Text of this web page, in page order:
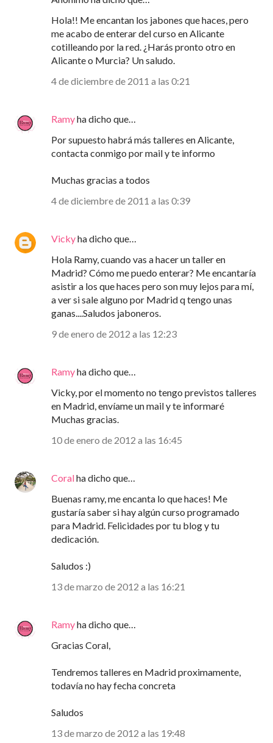
Hola!! Me encantan los jabones que haces, pero
me acabo de enterar del curso en Alicante
cotilleando por la red. ¿Harás pronto otro en
Alicante o Murcia? Un saludo.
4 de diciembre de 2011 a las 0:21
Ramyha dicho que…
Por supuesto habrá más talleres en Alicante,
contacta conmigo por mail y te informo
Muchas gracias a todos
4 de diciembre de 2011 a las 0:39
Vickyha dicho que…
Hola Ramy, cuando vas a hacer un taller en
Madrid? Cómo me puedo enterar? Me encantaría
asistir a los que haces pero son muy lejos para mí,
a ver si sale alguno por Madrid q tengo unas
ganas....Saludos jaboneros.
9 de enero de 2012 a las 12:23
Ramyha dicho que…
Vicky, por el momento no tengo previstos talleres
en Madrid, envíame un mail y te informaré
Muchas gracias.
10 de enero de 2012 a las 16:45
Coralha dicho que…
Buenas ramy, me encanta lo que haces! Me
gustaría saber si hay algún curso programado
para Madrid. Felicidades por tu blog y tu
dedicación.
Saludos :)
13 de marzo de 2012 a las 16:21
Ramyha dicho que…
Gracias Coral,
Tendremos talleres en Madrid proximamente,
todavía no hay fecha concreta
Saludos
13 de marzo de 2012 a las 19:48